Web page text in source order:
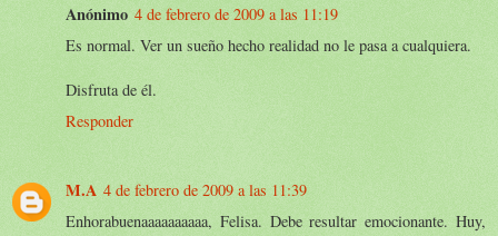
Anónimo 4 de febrero de 2009 a las 11:19
Es normal. Ver un sueño hecho realidad no le pasa a cualquiera.
Disfruta de él.
Responder
M.A 4 de febrero de 2009 a las 11:39
Enhorabuenaaaaaaaaaa, Felisa. Debe resultar emocionante. Huy,